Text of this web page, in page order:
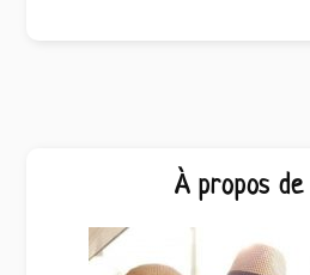
principale
À propos de